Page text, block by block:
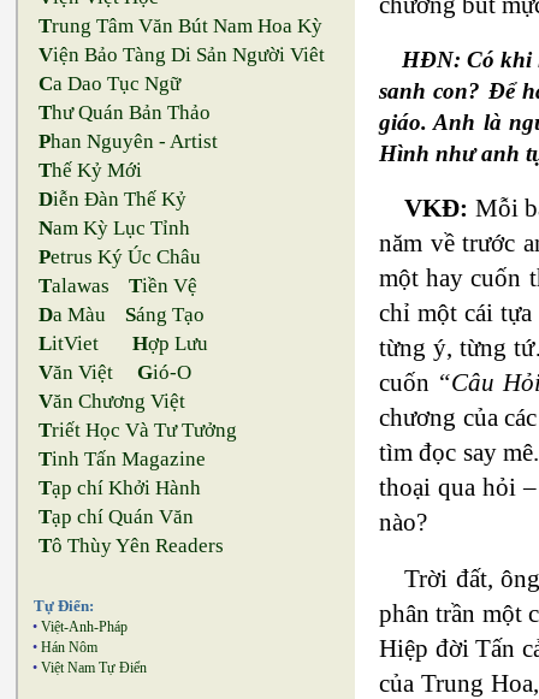
Trung Tâm Văn Bút Nam Hoa Kỳ
Viện Bảo Tàng Di Sản Người Viêt
Ca Dao Tục Ngữ
Thư Quán Bản Thảo
Phan Nguyên - Artist
Thế Kỷ Mới
Diễn Đàn Thế Kỷ
Nam Kỳ Lục Tỉnh
Petrus Ký Úc Châu
Talawas Tiền Vệ
Da Màu Sáng Tạo
LitViet Hợp Lưu
Văn Việt Gió-O
Văn Chương Việt
Triết Học Và Tư Tưởng
Tinh Tấn Magazine
Tạp chí Khởi Hành
Tạp chí Quán Văn
Tô Thùy Yên Readers
Tự Điển:
• Việt-Anh-Pháp
• Hán Nôm
• Việt Nam Tự Điển
HĐN: Có khi
sanh con? Để
giáo. Anh là
Hình như anh
VKĐ: Mỗi
năm về trước
một hay cuốn
chỉ một cái
từng ý, từng
cuốn “Câu
chương của
tìm đọc say
thoại qua hỏi
nào?
Trời đất,
phân trần một
Hiệp đời Tấn
của Trung